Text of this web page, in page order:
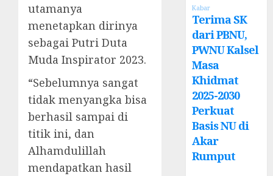
utamanya
menetapkan dirinya
sebagai Putri Duta
Muda Inspirator 2023.
“Sebelumnya sangat
tidak menyangka bisa
berhasil sampai di
titik ini, dan
Alhamdulillah
mendapatkan hasil
Kabar
Terima SK
dari PBNU,
PWNU Kalsel
Masa
Khidmat
2025-2030
Perkuat
Basis NU di
Akar
Rumput